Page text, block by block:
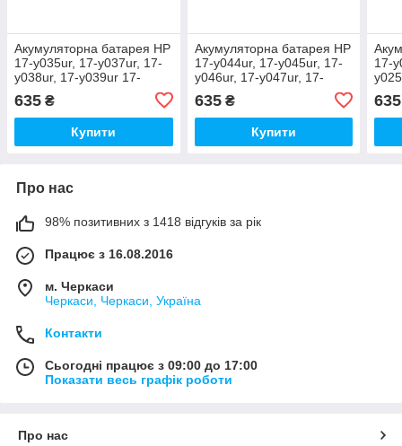
Акумуляторна батарея HP
17-y035ur, 17-y037ur, 17-
y038ur, 17-y039ur 17-
y043ur
635 ₴
Купити
Акумуляторна батарея HP
17-y044ur, 17-y045ur, 17-
y046ur, 17-y047ur, 17-
y052ur
635₴
Купити
17-
635
Про нас
98% позитивних з 1418 відгуків за рік
Працює з 16.08.2016
м. Черкаси
Черкаси, Черкаси, Україна
Контакти
Сьогодні працює з 09:00 до 17:00
Показати весь графік роботи
Про нас